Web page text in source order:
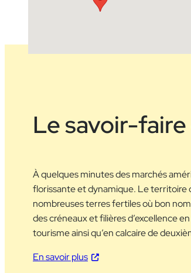
Le savoir-
À quelques minutes des marchés
florissante et dynamique. Le territoire
nombreuses terres fertiles où bon
des créneaux et filières d’excellence
tourisme ainsi qu’en calcaire de
En savoir plus